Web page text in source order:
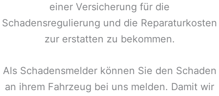
einer Versicherung für die
Schadensregulierung und die Reparaturkosten
zur erstatten zu bekommen.
Als Schadensmelder können Sie den Schaden
an ihrem Fahrzeug bei uns melden. Damit wir